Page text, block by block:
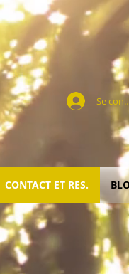
Se
CONTACT ET RES.